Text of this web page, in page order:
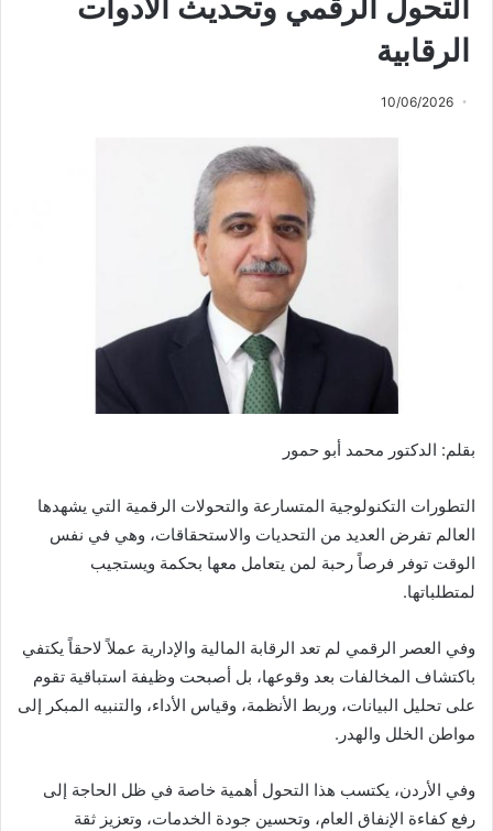
التحول الرقمي وتحديث الأدوات
الرقابية
10/06/2026
بقلم: الدكتور محمد أبو حمور
التطورات التكنولوجية المتسارعة والتحولات الرقمية التي يشهدها
العالم تفرض العديد من التحديات والاستحقاقات، وهي في نفس
الوقت توفر فرصاً رحبة لمن يتعامل معها بحكمة ويستجيب
لمتطلباتها.
وفي العصر الرقمي لم تعد الرقابة المالية والإدارية عملاً لاحقاً يكتفي
باكتشاف المخالفات بعد وقوعها، بل أصبحت وظيفة استباقية تقوم
على تحليل البيانات، وربط الأنظمة، وقياس الأداء، والتنبيه المبكر إلى
مواطن الخلل والهدر.
وفي الأردن، يكتسب هذا التحول أهمية خاصة في ظل الحاجة إلى
رفع كفاءة الإنفاق العام، وتحسين جودة الخدمات، وتعزيز ثقة